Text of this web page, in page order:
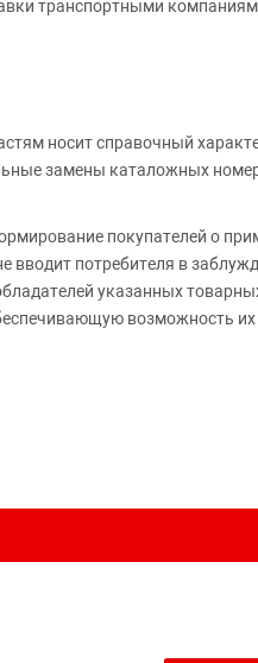
транспортными
носит справочный
замены каталожных
покупателей о
вводит потребителя в
указанных
возможность